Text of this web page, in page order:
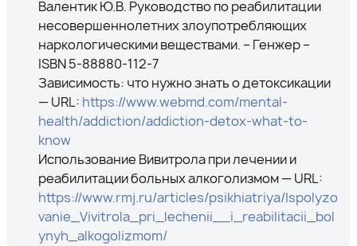
Валентик Ю.В. Руководство по реабилитации
несовершеннолетних злоупотребляющих
наркологическими веществами. – Генжер –
ISBN 5-88880-112-7
Зависимость: что нужно знать о детоксикации
— URL: https://www.webmd.com/mental-
health/addiction/addiction-detox-what-to-
know
Использование Вивитрола при лечении и
реабилитации больных алкоголизмом — URL:
https://www.rmj.ru/articles/psikhiatriya/Ispolyzo
vanie_Vivitrola_pri_lechenii__i_reabilitacii_bol
ynyh_alkogolizmom/